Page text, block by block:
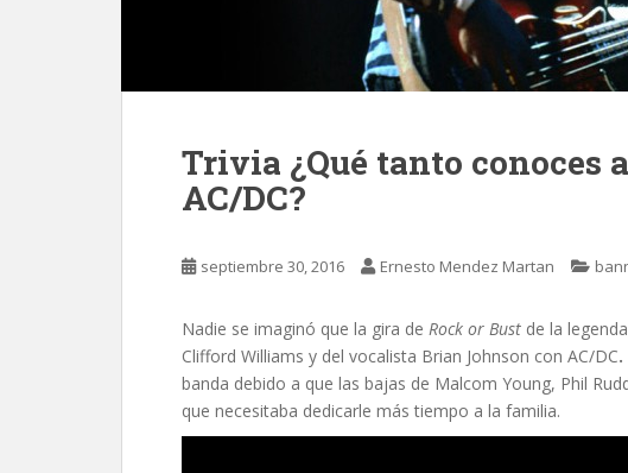
Trivia ¿Qué tanto
AC/DC?
septiembre 30, 2016 Ernesto Mendez Martan
Nadie se imaginó que la gira de Rock or Bust de la
Clifford Williams y del vocalista Brian Johnson con AC/DC.
banda debido a que las bajas de Malcom Young, Phil
que necesitaba dedicarle más tiempo a la familia.